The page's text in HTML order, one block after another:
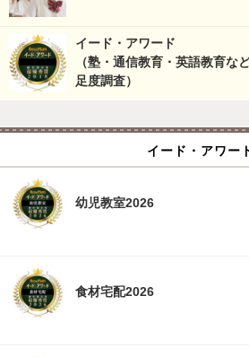
イード・アワード
（塾・通信教育・英語教育な
足度調査）
イード・アワー
幼児教室2026
食材宅配2026